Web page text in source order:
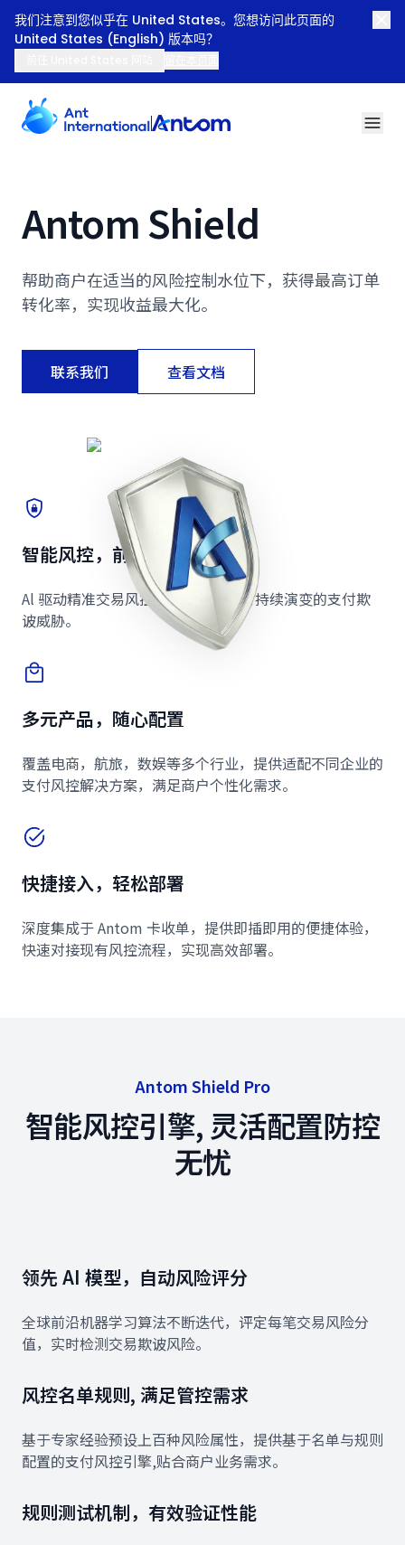
我们注意到您似乎在 United States。您想访问此页面的
United States (English) 版本吗？
Antom Shield
帮助商户在适当的风险控制水位下，获得最高订单
转化率，实现收益最大化。
联系我们 查看文档
智能风控，前沿科技
Al 驱动精准交易风控决策，动态应对持续演变的支付欺
诐威胁。
多元产品，随心配置
覆盖电商，航旅，数娱等多个行业，提供适配不同企业的
支付风控解决方案，满足商户个性化需求。
快捷接入，轻松部署
深度集成于 Antom 卡收单，提供即插即用的便捷体验，
快速对接现有风控流程，实现高效部署。
Antom Shield Pro
智能风控引擎, 灵活配置防控
无忧
领先 AI 模型，自动风险评分
全球前沿机器学习算法不断迭代，评定每笔交易风险分
值，实时检测交易欺诐风险。
风控名单规则, 满足管控需求
基于专家经验预设上百种风险属性，提供基于名单与规则
配置的支付风控引擎,贴合商户业务需求。
规则测试机制，有效验证性能